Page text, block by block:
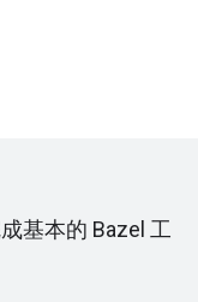
基本的 Bazel 工